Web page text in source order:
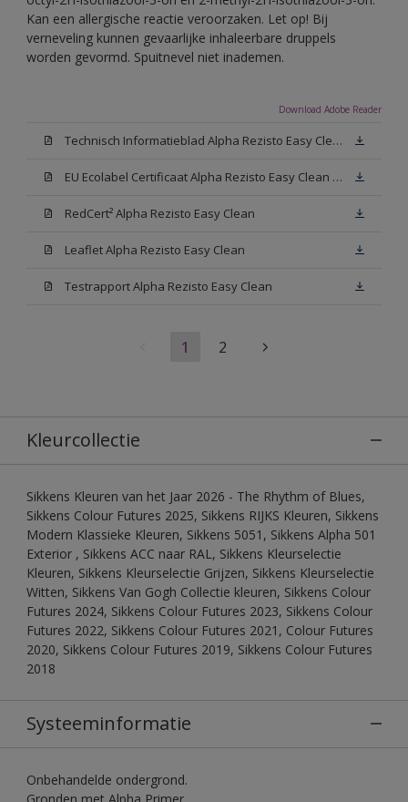
Kan een allergische reactie veroorzaken. Let op! Bij
verneveling kunnen gevaarlijke inhaleerbare druppels
worden gevormd. Spuitnevel niet inademen.
Download Adobe Reader
Technisch Informatieblad Alpha Rezisto Easy Clean (PDF)
EU Ecolabel Certificaat Alpha Rezisto Easy Clean Mat
RedCert² Alpha Rezisto Easy Clean
Leaflet Alpha Rezisto Easy Clean
Testrapport Alpha Rezisto Easy Clean
1 2
Kleurcollectie
Sikkens Kleuren van het Jaar 2026 - The Rhythm of Blues,
Sikkens Colour Futures 2025, Sikkens RIJKS Kleuren, Sikkens
Modern Klassieke Kleuren, Sikkens 5051, Sikkens Alpha 501
Exterior , Sikkens ACC naar RAL, Sikkens Kleurselectie
Kleuren, Sikkens Kleurselectie Grijzen, Sikkens Kleurselectie
Witten, Sikkens Van Gogh Collectie kleuren, Sikkens Colour
Futures 2024, Sikkens Colour Futures 2023, Sikkens Colour
Futures 2022, Sikkens Colour Futures 2021, Colour Futures
2020, Sikkens Colour Futures 2019, Sikkens Colour Futures
2018
Systeeminformatie
Onbehandelde ondergrond.